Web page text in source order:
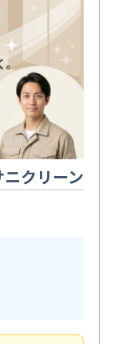
ニクリーン